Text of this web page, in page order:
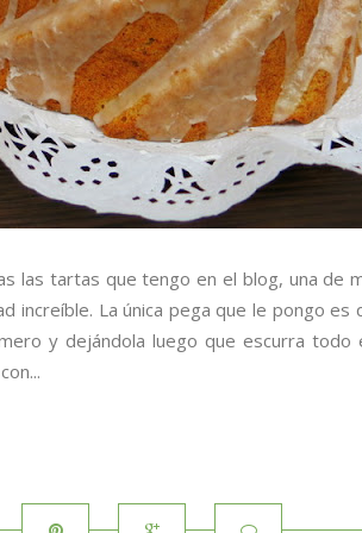
las tartas que tengo en el blog, una de
increíble. La única pega que le pongo es
y dejándola luego que escurra todo